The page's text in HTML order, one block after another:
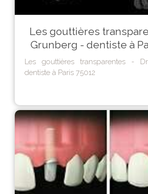
Les gouttières
Grunberg - dentiste à
Les gouttières transparentes -
dentiste à Paris 75012